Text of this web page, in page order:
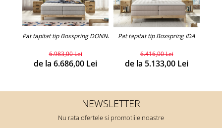
Pat tapitat tip Boxspring DONNA
6.983,00 Lei
de la 6.686,00 Lei
Pat tapitat tip Boxspring IDA
6.416,00 Lei
de la 5.133,00 Lei
NEWSLETTER
Nu rata ofertele si promotiile noastre